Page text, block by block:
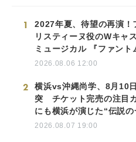
1
2027年夏、待望の再演！
リスティーヌ役のWキャ
ミュージカル 『ファント
2026.08.06 12:00
2
横浜vs沖縄尚学、8月10
突 チケット完売の注目
にも横浜が演じた“伝説の
2026.08.07 19:00